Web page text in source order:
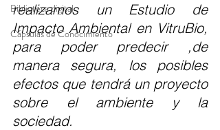
Biblioteca digital
Cápsulas de Conocimiento
realizamos un Estudio de
Impacto Ambiental en VitruBio,
para poder predecir ,de
manera segura, los posibles
efectos que tendrá un proyecto
sobre el ambiente y la
sociedad.